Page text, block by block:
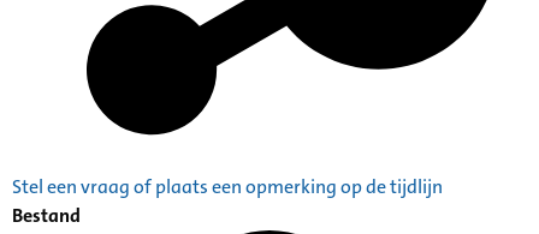
Stel een vraag of plaats een opmerking op de tijdlijn
Bestand